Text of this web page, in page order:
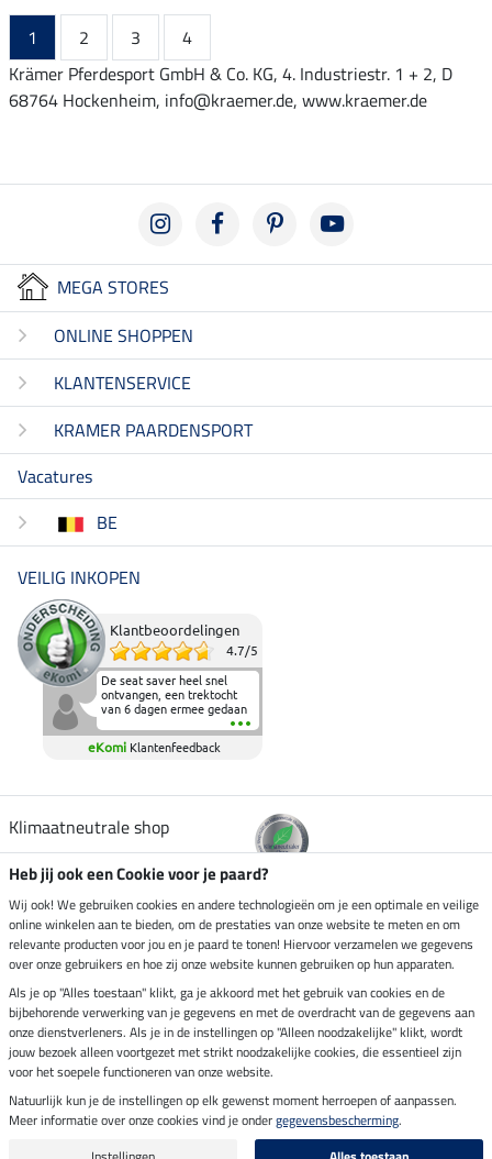
1 2 3
4
Krämer Pferdesport GmbH & Co. KG, 4. Industriestr. 1 + 2, D
68764 Hockenheim, info@kraemer.de, www.kraemer.de
MEGA STORES
ONLINE SHOPPEN
KLANTENSERVICE
KRAMER PAARDENSPORT
Vacatures
BE
VEILIG INKOPEN
Klantbeoordelingen
4.7/5
De seat saver heel snel
ontvangen, een trektocht
van 6 dagen ermee gedaan
en deze heeft de beproeving
fantastisch doorstaan.
Heerlijk zacht om op te
elkaar in het zadel.
eKomi Klantenfeedback
Klimaatneutrale shop
Verzending per
Veilig betalen met
Impressum
Laatste update op 08.08.2026 om 14:33 uur
Heb jij ook een Cookie voor je paard?
Wij ook! We gebruiken cookies en andere technologieën om je een optimale en veilige
online winkelen aan te bieden, om de prestaties van onze website te meten en om
relevante producten voor jou en je paard te tonen! Hiervoor verzamelen we gegevens
over onze gebruikers en hoe zij onze website kunnen gebruiken op hun apparaten.
Als je op "Alles toestaan" klikt, ga je akkoord met het gebruik van cookies en de
bijbehorende verwerking van je gegevens en met de overdracht van de gegevens aan
onze dienstverleners. Als je in de instellingen op "Alleen noodzakelijke" klikt, wordt
jouw bezoek alleen voortgezet met strikt noodzakelijke cookies, die essentieel zijn
voor het soepele functioneren van onze website.
Natuurlijk kun je de instellingen op elk gewenst moment herroepen of aanpassen.
Meer informatie over onze cookies vind je ondergegevensbescherming.